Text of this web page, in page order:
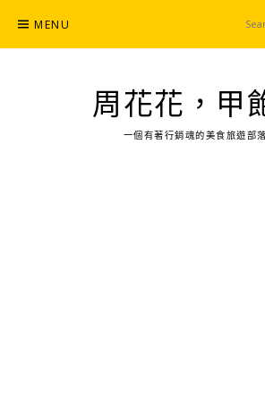
content
MENU
周花花，甲
一個有著行銷魂的美食旅遊部